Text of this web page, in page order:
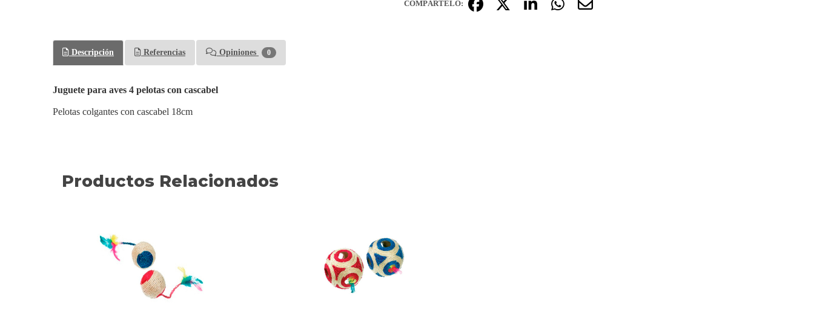
COMPÁRTELO:
Descripción Referencias Opiniones 0
Juguete para aves 4 pelotas con cascabel
Pelotas colgantes con cascabel 18cm
Productos Relacionados